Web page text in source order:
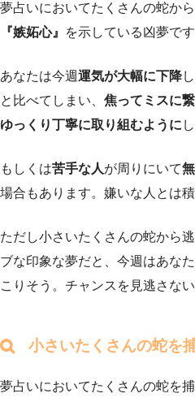
夢占いにおいてたくさんの蛇か
『嫉妬心』
を示している凶夢です
あなたは今週運気が大幅に下降
と比べてしまい、 焦ってミスに
ゆっくり丁寧に取り組むように
もしくは苦手な人が周りにいて
場合もあります。嫌いな人とは
ただし小さいたくさんの蛇から
ブな印象な夢だと、今週はあな
こりそう。チャンスを見逃さな
小さいたくさんの蛇を
夢占いにおいてたくさんの蛇を